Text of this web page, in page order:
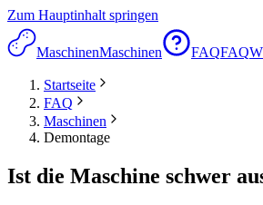
Zum Hauptinhalt springen
MaschinenMaschinen FAQFAQ
Startseite
FAQ
Maschinen
Demontage
Ist die Maschine schwer